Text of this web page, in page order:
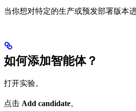
当你想对特定的生产或预发部署版本
如何添加智能体？
打开实验。
点击 Add candidate。